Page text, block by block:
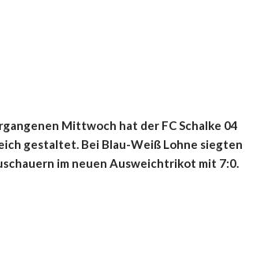
Mittwoch hat der FC Schalke 04
gestaltet. Bei Blau-Weiß Lohne siegten
im neuen Ausweichtrikot mit 7:0.